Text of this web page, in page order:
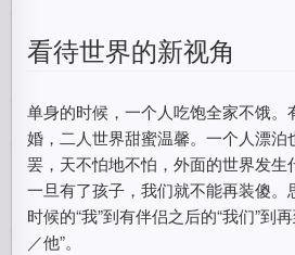
看待世界的新视角
单身的时候，一个人吃饱全家不饿。
婚，二人世界甜蜜温馨。一个人漂泊
罢，天不怕地不怕，外面的世界发生
一旦有了孩子，我们就不能再装傻。
时候的“我”到有伴侣之后的“我们”到
／他”。